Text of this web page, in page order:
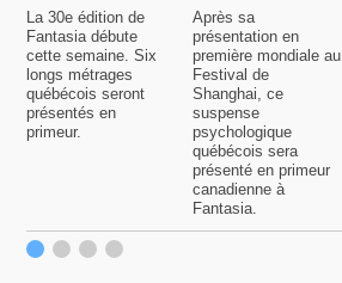
La 30e édition de
Fantasia débute
cette semaine. Six
longs métrages
québécois seront
présentés en
primeur.
Après sa
présentation en
première mondiale au
Festival de
Shanghai, ce
suspense
psychologique
québécois sera
présenté en primeur
canadienne à
Fantasia.